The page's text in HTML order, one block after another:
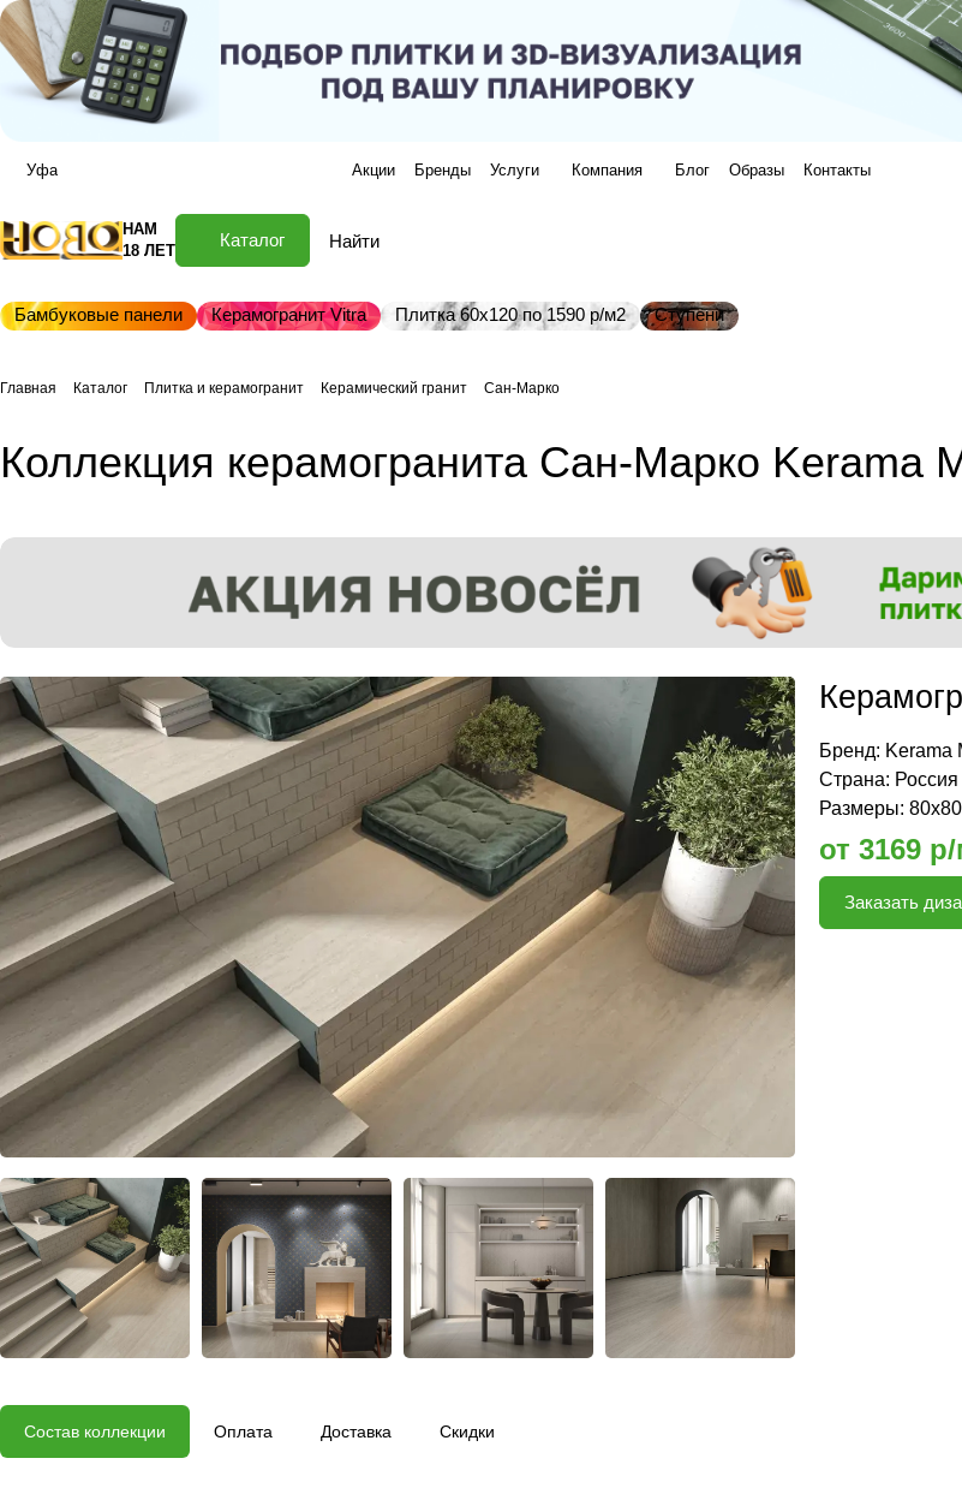
Уфа Акции Бренды Услуги Компания Блог Образы Контакты
НАМ
18 ЛЕТ
Каталог
Бамбуковые панели Керамогранит Vitra Плитка 60х120 по 1590 р/м2 Ступени
Главная Каталог Плитка и керамогранит Керамический гранит Сан-Марко
Коллекция керамогранита Сан-Марко Kerama
Бренд: Kerama
Страна: Россия
Размеры:
от 3169
Заказать
Состав коллекции Оплата Доставка Скидки